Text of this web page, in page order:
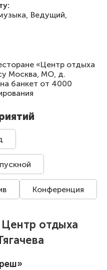
Ведущий,
«Центр отдыха
Москва, МО, д.
банкет от 4000
Конференция
отдыха